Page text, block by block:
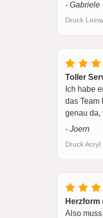
- Gabriele
Druck
Toller
Ich habe
das Team
genau da,
- Joern
Druck Acryl
Also